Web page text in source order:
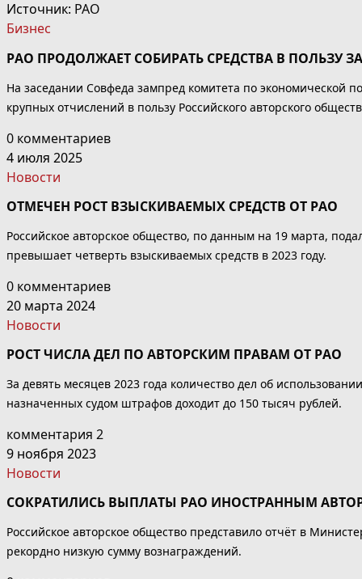
Источник: РАО
Бизнес
РАО ПРОДОЛЖАЕТ СОБИРАТЬ СРЕДСТВА В ПОЛЬЗУ
На заседании Совфеда зампред комитета по экономической
крупных отчислений в пользу Российского авторского
0 комментариев
4 июля 2025
Новости
ОТМЕЧЕН РОСТ ВЗЫСКИВАЕМЫХ СРЕДСТВ ОТ РАО
Российское авторское общество, по данным на 19 марта,
превышает четверть взыскиваемых средств в 2023 году.
0 комментариев
20 марта 2024
Новости
РОСТ ЧИСЛА ДЕЛ ПО АВТОРСКИМ ПРАВАМ ОТ РАО
За девять месяцев 2023 года количество дел об
назначенных судом штрафов доходит до 150 тысяч рублей.
комментария 2
9 ноября 2023
Новости
СОКРАТИЛИСЬ ВЫПЛАТЫ РАО ИНОСТРАННЫМ
Российское авторское общество представило отчёт в
рекордно низкую сумму вознаграждений.